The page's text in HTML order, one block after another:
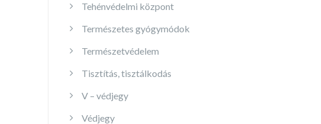
Tehénvédelmi központ
Természetes gyógymódok
Természetvédelem
Tisztítás, tisztálkodás
V – védjegy
Védjegy